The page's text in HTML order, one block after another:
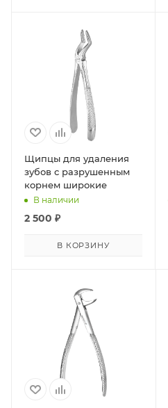
Щипцы для удаления
зубов с разрушенным
корнем широкие
В наличии
2 500 ₽
В КОРЗИНУ